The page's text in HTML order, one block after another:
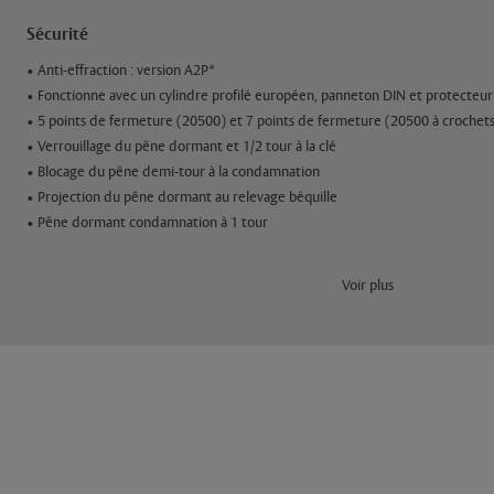
Sécurité
• Anti-effraction : version A2P*
• Fonctionne avec un cylindre profilé européen, panneton DIN et
• 5 points de fermeture (20500) et 7 points de fermeture (20500 à
• Verrouillage du pêne dormant et 1/2 tour à la clé
• Blocage du pêne demi-tour à la condamnation
• Projection du pêne dormant au relevage béquille
• Pêne dormant condamnation à 1 tour
Voir plus